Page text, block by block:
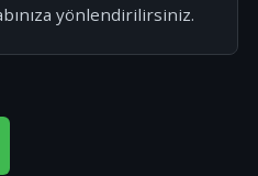
yönlendirilirsiniz.